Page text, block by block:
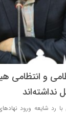
و انتظامی
نداشته‌اند
رد شایعه ورود